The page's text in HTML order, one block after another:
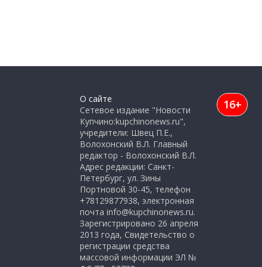
О сайте
Сетевое издание "Новости
Купчино:kupchinonews.ru",
учредители: Швец П.Е.,
Волохонский В.Л. Главный
редактор - Волохонский В.Л.
Адрес редакции: Санкт-
Петербург, ул. Зины
Портновой 30-45, телефон
+78129877938, электронная
почта info@kupchinonews.ru.
Зарегистрировано 26 апреля
2013 года, Свидетельство о
регистрации средства
массовой информации ЭЛ №
16+